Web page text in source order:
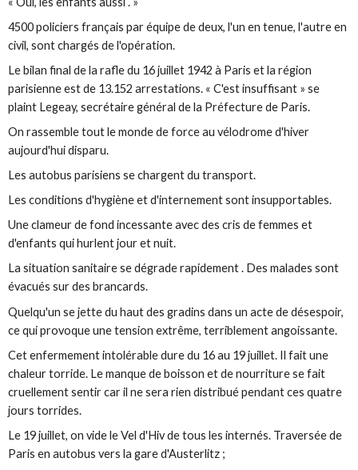
4500 policiers français par équipe de deux, l'un en tenue, l'autre en
civil, sont chargés de l'opération.
Le bilan final de la rafle du 16 juillet 1942 à Paris et la région
parisienne est de 13.152 arrestations. « C'est insuffisant » se
plaint Legeay, secrétaire général de la Préfecture de Paris.
On rassemble tout le monde de force au vélodrome d'hiver
aujourd'hui disparu.
Les autobus parisiens se chargent du transport.
Les conditions d'hygiène et d'internement sont insupportables.
Une clameur de fond incessante avec des cris de femmes et
d'enfants qui hurlent jour et nuit.
La situation sanitaire se dégrade rapidement . Des malades sont
évacués sur des brancards.
Quelqu'un se jette du haut des gradins dans un acte de désespoir,
ce qui provoque une tension extrême, terriblement angoissante.
Cet enfermement intolérable dure du 16 au 19 juillet. Il fait une
chaleur torride. Le manque de boisson et de nourriture se fait
cruellement sentir car il ne sera rien distribué pendant ces quatre
jours torrides.
Le 19 juillet, on vide le Vel d'Hiv de tous les internés. Traversée de
Paris en autobus vers la gare d'Austerlitz ;